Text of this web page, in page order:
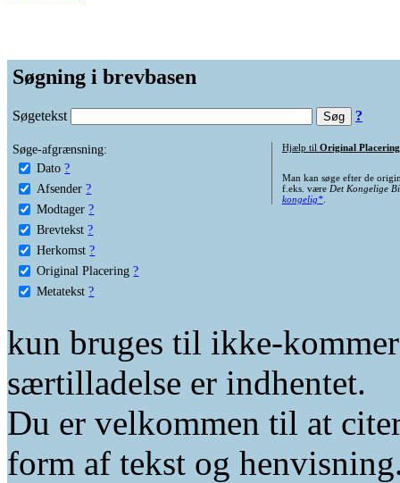
Søgning i brevbasen
Søgetekst ?
Søge-afgrænsning:
Dato ?
Afsender ?
Modtager ?
Brevtekst ?
Herkomst ?
Original Placering ?
Metatekst ?
Hjælp til Original Placering
Man kan søge efter de
f.eks. være Det Kongelige
kongelig*.
kun bruges til ikke-
særtilladelse er indhentet.
Du er velkommen til at
form af tekst og